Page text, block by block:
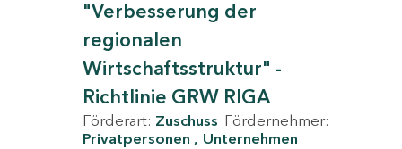
"Verbesserung der
regionalen
Wirtschaftsstruktur" -
Richtlinie GRW RIGA
Förderart: Zuschuss Fördernehmer:
Privatpersonen
Unternehmen